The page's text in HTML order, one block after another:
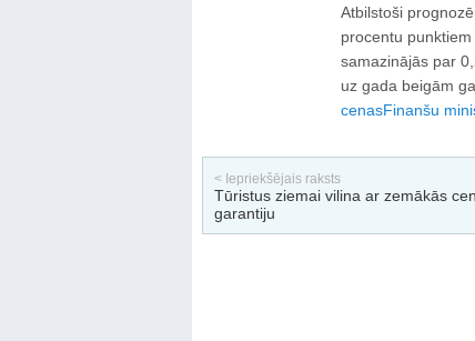
Atbilstoši
procentu
samazinājās par
uz gada beigām
cenasFinanšu
< Iepriekšējais raksts
Tūristus ziemai vilina ar zemākās
garantiju